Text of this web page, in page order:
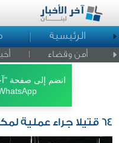
الرئيسية
أمن وقضاء
انضم إلى صفحة
64 قتيلا جراء عملية لمكافحة المخدرات في البرازيل